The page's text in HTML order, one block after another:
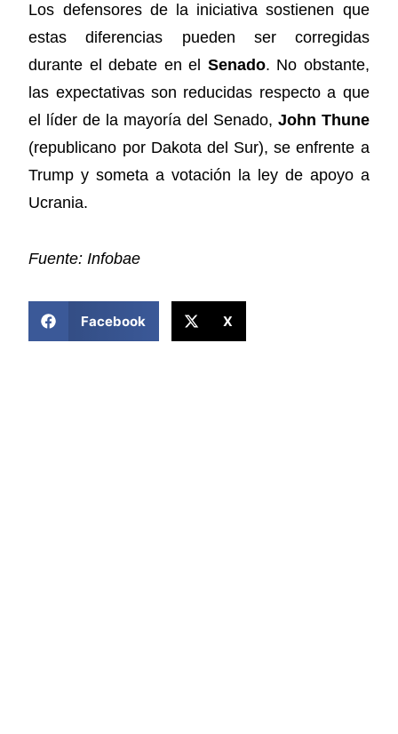
Los defensores de la iniciativa sostienen que
estas diferencias pueden ser corregidas
durante el debate en el Senado. No obstante,
las expectativas son reducidas respecto a que
el líder de la mayoría del Senado, John Thune
(republicano por Dakota del Sur), se enfrente a
Trump y someta a votación la ley de apoyo a
Ucrania.
Fuente: Infobae
Facebook X